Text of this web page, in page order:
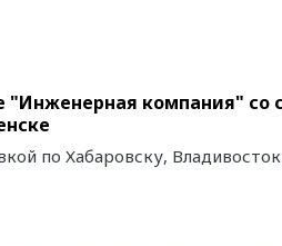
"Инженерная компания" со
по Хабаровску,